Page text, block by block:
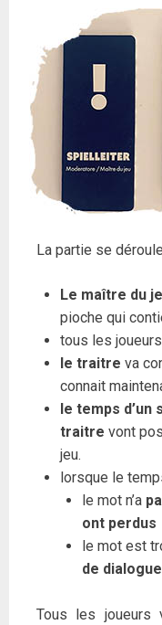
La partie se
Le maître du
pioche qui
tous les
le traitre va
connait
le temps d’un
traitre vont
jeu.
lorsque le
le mot n’a
ont perdus
le mot est
de
Tous les joueurs